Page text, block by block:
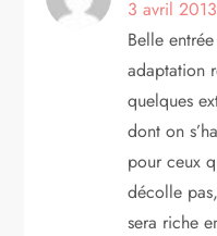
3 avril
Belle
adaptation
quelques
dont on
pour ceux
décolle
sera riche